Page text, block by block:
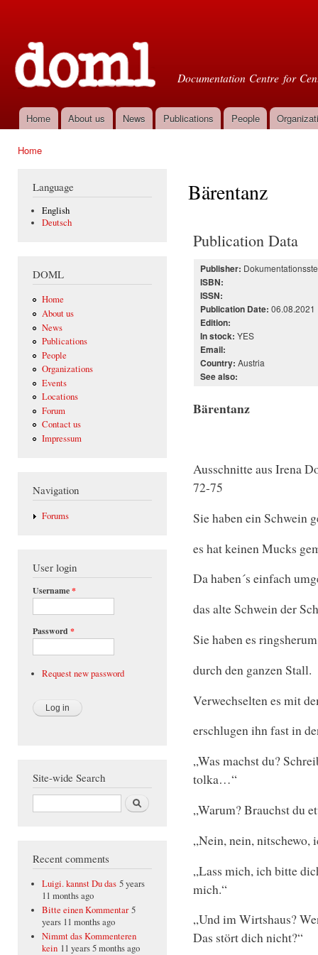
Documentation Centre for
Main menu
Home About us News Publications People
Home
Language
English
Deutsch
DOML
Home
About us
News
Publications
People
Organizations
Events
Locations
Forum
Contact us
Impressum
Navigation
Forums
User login
Username*
Password *
Request new password
Site-wide Search
Search
Recent comments
Luigi. kannst Du das 5 years
11 months ago
Bitte einen Kommentar 5
years 11 months ago
Nimmt das Kommenteren
kein 11 years 5 months ago
Bärentanz
Publication Data
Publisher:
ISBN:
ISSN:
Publication Date: 06.08.2021
Edition:
In stock: YES
Email:
Country: Austria
See also:
Bärentanz
Ausschnitte aus Irena
72-75
Sie haben ein Schwein
es hat keinen Mucks
Da haben´s einfach
das alte Schwein der
Sie haben es
durch den ganzen Stall.
Verwechselten es mit
erschlugen ihn fast in
„Was machst du?
tolka…“
„Warum? Brauchst du
„Nein, nein,
„Lass mich, ich bitte
mich.“
„Und im Wirtshaus?
Das stört dich nicht?“